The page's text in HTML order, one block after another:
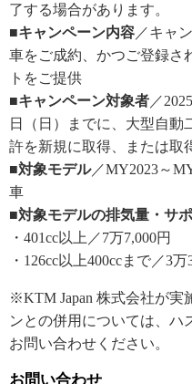
了する場合があります。
■キャンペーン内容 ／キャ
車をご成約、かつご登録さ
トをご提供
■キャンペーン対象者 ／
日（日）までに、大型自動
許を新規に取得、または取
■対象モデル／MY2023～
車
■対象モデルの排気量・サ
・401cc以上／7万7,000円
・126cc以上400ccまで／3万
※KTM Japan 株式会社が実
ンとの併用については、ハ
お問い合わせください。
お問い合わせ